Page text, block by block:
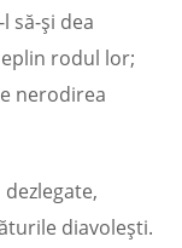
să-și dea
rodul lor;
nerodirea
diavolești.